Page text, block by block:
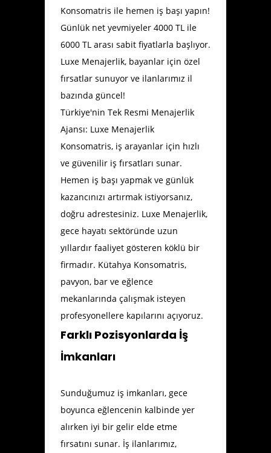
Konsomatris ile hemen iş başı yapın!
Günlük net yevmiyeler 4000 TL ile
6000 TL arası sabit fiyatlarla başlıyor.
Luxe Menajerlik, bayanlar için özel
fırsatlar sunuyor ve ilanlarımız il
bazında güncel!
Türkiye'nin Tek Resmi Menajerlik
Ajansı: Luxe Menajerlik
Konsomatris, iş arayanlar için hızlı
ve güvenilir iş fırsatları sunar.
Hemen iş başı yapmak ve günlük
kazancınızı artırmak istiyorsanız,
doğru adrestesiniz. Luxe Menajerlik,
gece hayatı sektöründe uzun
yıllardır faaliyet gösteren köklü bir
firmadır. Kütahya Konsomatris,
pavyon, bar ve eğlence
mekanlarında çalışmak isteyen
profesyonellere kapılarını açıyoruz.
Farklı Pozisyonlarda İş
İmkanları
Sunduğumuz iş imkanları, gece
boyunca eğlencenin kalbinde yer
alırken iyi bir gelir elde etme
fırsatını sunar. İş ilanlarımız,